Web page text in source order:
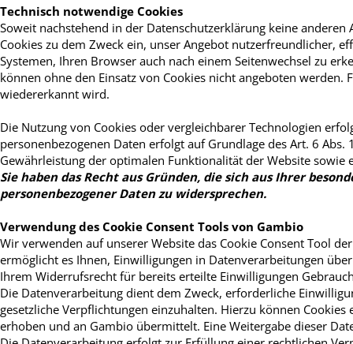
Technisch notwendige Cookies
Soweit nachstehend in der Datenschutzerklärung keine
Cookies zu dem Zweck ein, unser Angebot nutzerfreundlicher,
Systemen, Ihren Browser auch nach einem Seitenwechsel zu
können ohne den Einsatz von Cookies nicht angeboten
wiedererkannt wird.
Die Nutzung von Cookies oder vergleichbarer Technologien
personenbezogenen Daten erfolgt auf Grundlage des Art. 6
Gewährleistung der optimalen Funktionalität der Website
Sie haben das Recht aus Gründen, die sich aus Ihrer
personenbezogener Daten zu widersprechen.
Verwendung des Cookie Consent Tools von Gambio
Wir verwenden auf unserer Website das Cookie Consent Tool
ermöglicht es Ihnen, Einwilligungen in Datenverarbeitungen
Ihrem Widerrufsrecht für bereits erteilte Einwilligungen
Die Datenverarbeitung dient dem Zweck, erforderliche
gesetzliche Verpflichtungen einzuhalten. Hierzu können
erhoben und an Gambio übermittelt. Eine Weitergabe dieser